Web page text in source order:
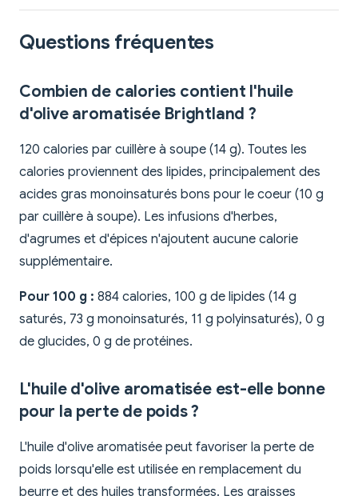
Questions fréquentes
Combien de calories contient l'huile
d'olive aromatisée Brightland ?
120 calories par cuillère à soupe (14 g). Toutes les
calories proviennent des lipides, principalement des
acides gras monoinsaturés bons pour le coeur (10 g
par cuillère à soupe). Les infusions d'herbes,
d'agrumes et d'épices n'ajoutent aucune calorie
supplémentaire.
Pour 100 g : 884 calories, 100 g de lipides (14 g
saturés, 73 g monoinsaturés, 11 g polyinsaturés), 0 g
de glucides, 0 g de protéines.
L'huile d'olive aromatisée est-elle bonne
pour la perte de poids ?
L'huile d'olive aromatisée peut favoriser la perte de
poids lorsqu'elle est utilisée en remplacement du
beurre et des huiles transformées. Les graisses